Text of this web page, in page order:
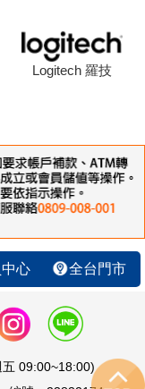
Logitech 羅技
心 全台門市
09:00~18:00)